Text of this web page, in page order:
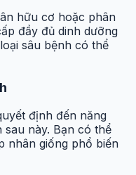
hữu cơ hoặc phân
đầy đủ dinh dưỡng
sâu bệnh có thể
định đến năng
này. Bạn có thể
nhân giống phổ biến